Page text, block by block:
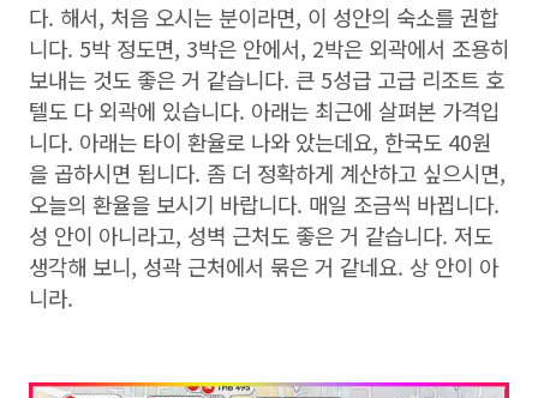
다. 해서, 처음 오시는 분이라면, 이 성안의 숙소를 권합
니다. 5박 정도면, 3박은 안에서, 2박은 외곽에서 조용히
보내는 것도 좋은 거 같습니다. 큰 5성급 고급 리조트 호
텔도 다 외곽에 있습니다. 아래는 최근에 살펴본 가격입
니다. 아래는 타이 환율로 나와 았는데요, 한국도 40원
을 곱하시면 됩니다. 좀 더 정확하게 계산하고 싶으시면,
오늘의 환율을 보시기 바랍니다. 매일 조금씩 바뀝니다.
성 안이 아니라고, 성벽 근처도 좋은 거 같습니다. 저도
생각해 보니, 성곽 근처에서 묶은 거 같네요. 상 안이 아
니라.